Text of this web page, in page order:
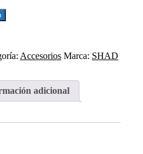
Accesorios Marca: SHAD
adicional